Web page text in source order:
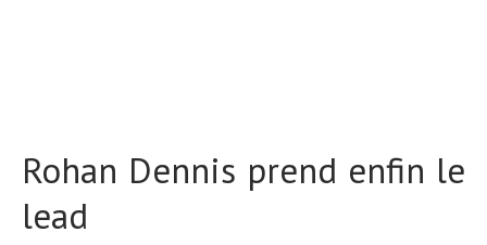
Rohan Dennis prend enfin le
lead